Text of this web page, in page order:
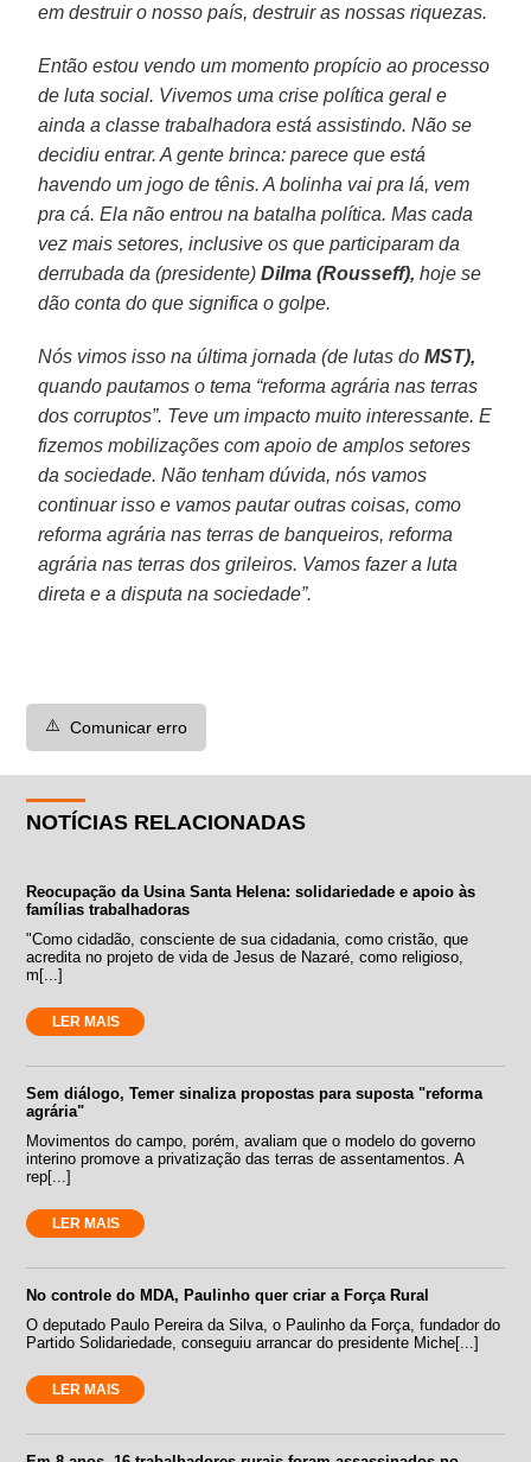
em destruir o nosso país, destruir as nossas riquezas.
Então estou vendo um momento propício ao processo
de luta social. Vivemos uma crise política geral e
ainda a classe trabalhadora está assistindo. Não se
decidiu entrar. A gente brinca: parece que está
havendo um jogo de tênis. A bolinha vai pra lá, vem
pra cá. Ela não entrou na batalha política. Mas cada
vez mais setores, inclusive os que participaram da
derrubada da (presidente)Dilma (Rousseff), hoje se
dão conta do que significa o golpe.
Nós vimos isso na última jornada (de lutas doMST),
quando pautamos o tema “reforma agrária nas terras
dos corruptos”. Teve um impacto muito interessante. E
fizemos mobilizações com apoio de amplos setores
da sociedade. Não tenham dúvida, nós vamos
continuar isso e vamos pautar outras coisas, como
reforma agrária nas terras de banqueiros, reforma
agrária nas terras dos grileiros. Vamos fazer a luta
direta e a disputa na sociedade”.
⚠️ Comunicar erro
NOTÍCIAS RELACIONADAS
Reocupação da Usina Santa Helena: solidariedade e apoio às
famílias trabalhadoras
"Como cidadão, consciente de sua cidadania, como cristão, que
acredita no projeto de vida de Jesus de Nazaré, como religioso,
m[...]
LER MAIS
Sem diálogo, Temer sinaliza propostas para suposta "reforma
agrária"
Movimentos do campo, porém, avaliam que o modelo do governo
interino promove a privatização das terras de assentamentos. A
rep[...]
LER MAIS
No controle do MDA, Paulinho quer criar a Força Rural
O deputado Paulo Pereira da Silva, o Paulinho da Força, fundador do
Partido Solidariedade, conseguiu arrancar do presidente Miche[...]
LER MAIS